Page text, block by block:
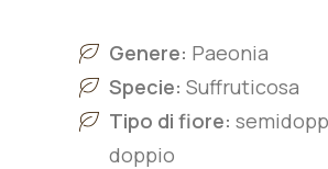
Genere: Paeonia
Specie: Suffruticosa
Tipo di fiore:
doppio